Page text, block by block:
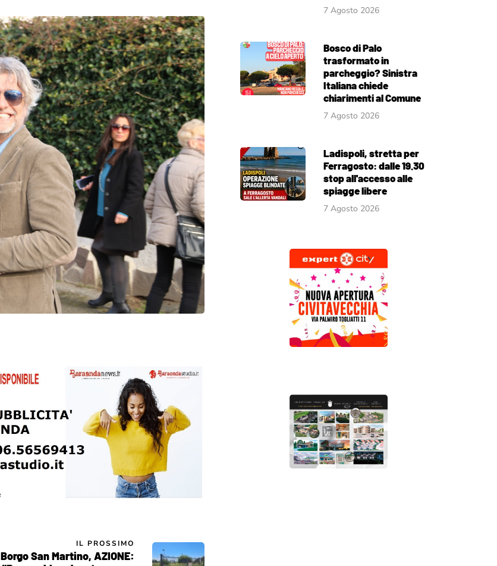
IL PROSSIMO
Borgo San Martino, AZIONE:
7 Agosto 2026
Bosco di Palo
trasformato in
parcheggio? Sinistra
Italiana chiede
chiarimenti al Comune
7 Agosto 2026
Ladispoli, stretta per
Ferragosto: dalle 19.30
stop all'accesso alle
spiagge libere
7 Agosto 2026